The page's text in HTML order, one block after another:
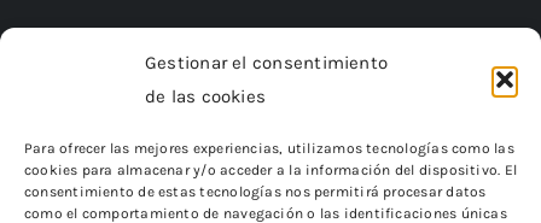
Gestionar el consentimiento
de las cookies
Para ofrecer las mejores experiencias, utilizamos tecnologías como las
cookies para almacenar y/o acceder a la información del dispositivo. El
consentimiento de estas tecnologías nos permitirá procesar datos
como el comportamiento de navegación o las identificaciones únicas